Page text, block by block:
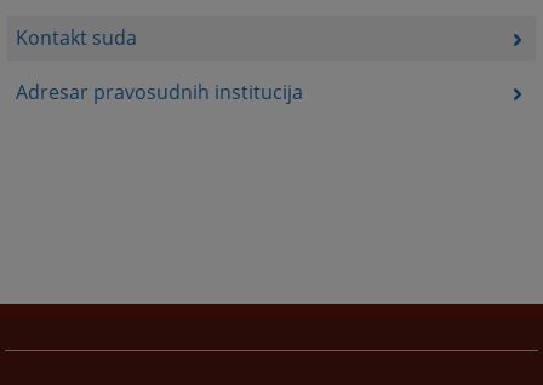
Kontakt suda
Adresar pravosudnih institucija